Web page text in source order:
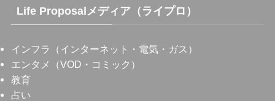
Life Proposalメディア（ライプロ）
インフラ（インターネット・電気・ガス）
エンタメ（VOD・コミック）
教育
占い